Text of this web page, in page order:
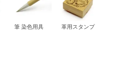
筆 染色用具 革用スタンプ